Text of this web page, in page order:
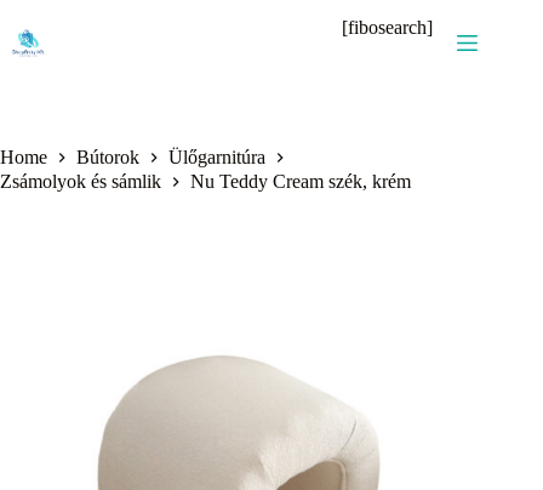
content
[fibosearch]
Home Bútorok
Ülőgarnitúra
Zsámolyok és sámlik
Nu Teddy Cream szék, krém